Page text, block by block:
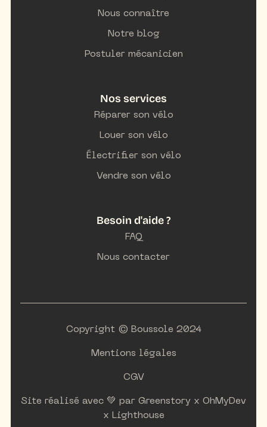
Nous connaître
Notre blog
Postuler mécanicien
Nos services
Réparer son vélo
Louer son vélo
Électrifier son vélo
Vendre son vélo
Besoin d'aide ?
FAQ
Nous contacter
Copyright © Boussole 2024
Mentions légales
CGV
Site réalisé avec 💚 par Greenstory x OhMyDev
x Lighthouse